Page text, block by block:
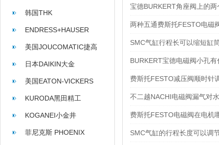
韩国THK
ENDRESS+HAUSER
美国JOUCOMATIC捷高
日本DAIKIN大金
美国EATON-VICKERS
KURODA黑田精工
KOGANEI小金井
菲尼克斯 PHOENIX
宝德BURKERT角座阀上的
两种五通费斯托FESTO电磁
SMC气缸行程长可以缩短缸
BURKERT宝德电磁阀小孔有
费斯托FESTO减压阀顺时针
不二越NACHI电磁阀漏气对
费斯托FESTO电磁阀在电机
SMC气缸的行程长度可以调